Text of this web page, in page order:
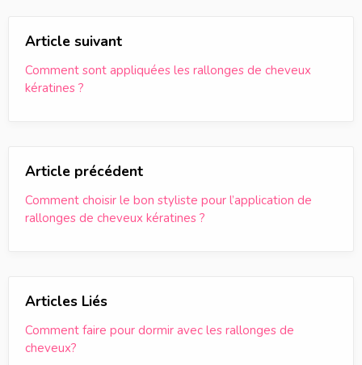
Article suivant
Comment sont appliquées les rallonges de cheveux
kératines ?
Article précédent
Comment choisir le bon styliste pour l’application de
rallonges de cheveux kératines ?
Articles Liés
Comment faire pour dormir avec les rallonges de
cheveux?